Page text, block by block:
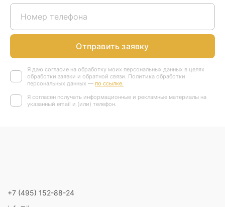
Отправить заявку
Я даю согласие на обработку моих персональных данных в целях
обработки заявки и обратной связи. Политика обработки
персональных данных — по ссылке.
Я согласен получать информационные и рекламные материалы на
указанный email и (или) телефон.
+7 (495) 152-88-24